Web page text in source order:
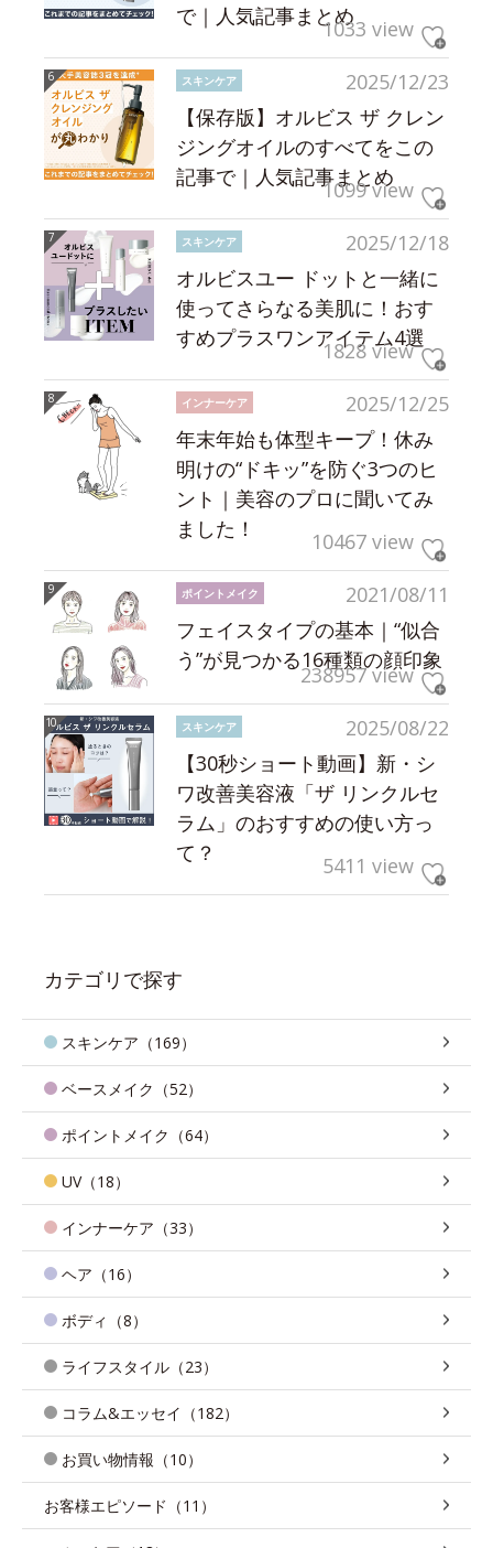
で｜人気記事まとめ1033 view
2025/12/23
スキンケア
【保存版】オルビス ザ クレン
ジングオイルのすべてをこの
記事で｜人気記事まとめ
1099 view
2025/12/18
スキンケア
オルビスユー ドットと一緒に
使ってさらなる美肌に！おす
すめプラスワンアイテム4選
1828 view
2025/12/25
インナーケア
年末年始も体型キープ！休み
明けの“ドキッ”を防ぐ3つのヒ
ント｜美容のプロに聞いてみ
ました！
10467 view
2021/08/11
ポイントメイク
フェイスタイプの基本｜“似合
う”が見つかる16種類の顔印象
238957 view
2025/08/22
スキンケア
【30秒ショート動画】新・シ
ワ改善美容液「ザ リンクルセ
ラム」のおすすめの使い方っ
て？
5411 view
カテゴリで探す
スキンケア（169）
ベースメイク（52）
ポイントメイク（64）
UV（18）
インナーケア（33）
ヘア（16）
ボディ（8）
ライフスタイル（23）
コラム&エッセイ（182）
お買い物情報（10）
お客様エピソード（11）